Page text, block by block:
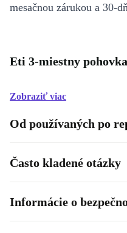
mesačnou zárukou a 30-
Eti 3-miestny
Zobraziť viac
Od používaných po
Často kladené otázky
Informácie o